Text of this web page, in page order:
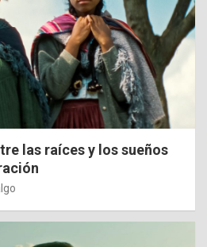
las raíces y los sueños